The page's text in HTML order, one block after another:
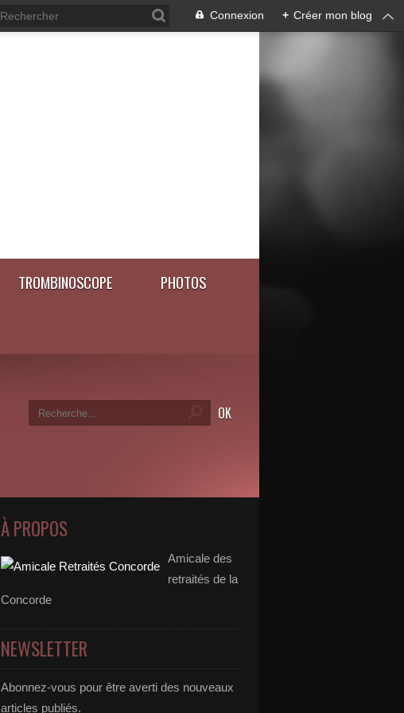
Connexion + Créer mon blog
TROMBINOSCOPE PHOTOS
À PROPOS
Amicale des
retraités de la
Concorde
NEWSLETTER
Abonnez-vous pour être averti des nouveaux
articles publiés.